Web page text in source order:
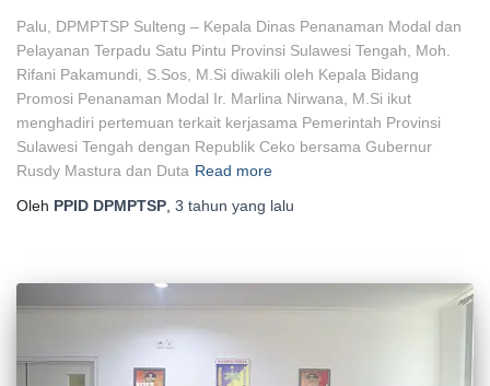
Palu, DPMPTSP Sulteng – Kepala Dinas Penanaman Modal dan
Pelayanan Terpadu Satu Pintu Provinsi Sulawesi Tengah, Moh.
Rifani Pakamundi, S.Sos, M.Si diwakili oleh Kepala Bidang
Promosi Penanaman Modal Ir. Marlina Nirwana, M.Si ikut
menghadiri pertemuan terkait kerjasama Pemerintah Provinsi
Sulawesi Tengah dengan Republik Ceko bersama Gubernur
Rusdy Mastura dan Duta Read more
Oleh PPID DPMPTSP 3 tahun yang lalu